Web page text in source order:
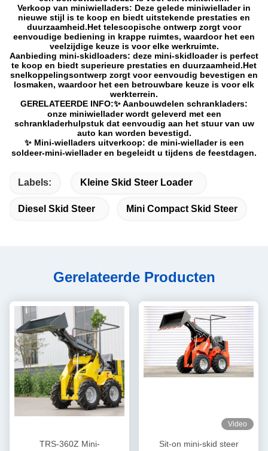
Verkoop van miniwielladers: Deze gelede miniwiellader in
nieuwe stijl is te koop en biedt uitstekende prestaties en
duurzaamheid.Het telescopische ontwerp zorgt voor
eenvoudige bediening in krappe ruimtes, waardoor het een
veelzijdige keuze is voor elke werkruimte.
Aanbieding mini-skidloaders: deze mini-skidloader is perfect
te koop en biedt superieure prestaties en duurzaamheid.Het
snelkoppelingsontwerp zorgt voor eenvoudig bevestigen en
losmaken, waardoor het een betrouwbare keuze is voor elk
werkterrein.
GERELATEERDE INFO:✨ Aanbouwdelen schrankladers:
onze miniwiellader wordt geleverd met een
schrankladerhulpstuk dat eenvoudig aan het stuur van uw
auto kan worden bevestigd.
✨ Mini-wielladers uitverkoop: de mini-wiellader is een
soldeer-mini-wiellader en begeleidt u tijdens de feestdagen.
Labels: Kleine Skid Steer Loader
Diesel Skid Steer Mini Compact Skid Steer
Gerelateerde Producten
TRS-360Z Mini-
Video
Sit-on mini-skid steer